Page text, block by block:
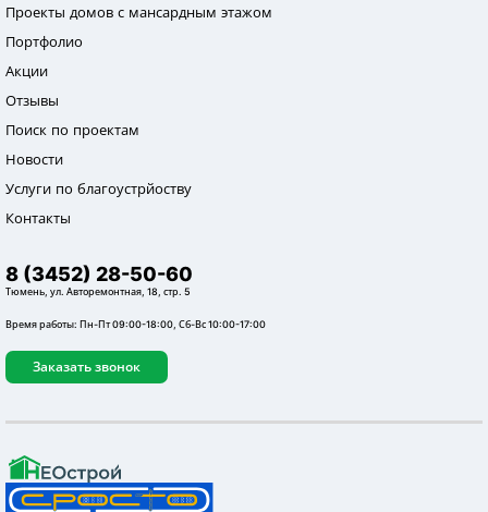
Проекты домов с мансардным этажом
Портфолио
Акции
Отзывы
Поиск по проектам
Новости
Услуги по благоустрйоству
Контакты
8 (3452) 28-50-60
Тюмень, ул. Авторемонтная, 18, стр. 5
Время работы: Пн-Пт 09:00-18:00, Сб-Вс 10:00-17:00
Заказать звонок